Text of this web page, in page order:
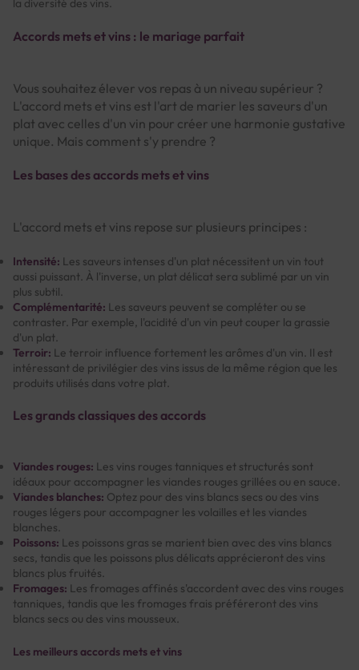
la diversité des vins.
Accords mets et vins : le mariage parfait
Vous souhaitez élever vos repas à un niveau supérieur ?
L'accord mets et vins est l'art de marier les saveurs d'un
plat avec celles d'un vin pour créer une harmonie gustative
unique. Mais comment s'y prendre ?
Les bases des accords mets et vins
L'accord mets et vins repose sur plusieurs principes :
Intensité: Les saveurs intenses d'un plat nécessitent un vin tout
aussi puissant. À l'inverse, un plat délicat sera sublimé par un vin
plus subtil.
Complémentarité: Les saveurs peuvent se compléter ou se
contraster. Par exemple, l'acidité d'un vin peut couper la grassie
d'un plat.
Terroir: Le terroir influence fortement les arômes d'un vin. Il est
intéressant de privilégier des vins issus de la même région que les
produits utilisés dans votre plat.
Les grands classiques des accords
Viandes rouges: Les vins rouges tanniques et structurés sont
idéaux pour accompagner les viandes rouges grillées ou en sauce.
Viandes blanches: Optez pour des vins blancs secs ou des vins
rouges légers pour accompagner les volailles et les viandes
blanches.
Poissons: Les poissons gras se marient bien avec des vins blancs
secs, tandis que les poissons plus délicats apprécieront des vins
blancs plus fruités.
Fromages: Les fromages affinés s'accordent avec des vins rouges
tanniques, tandis que les fromages frais préféreront des vins
blancs secs ou des vins mousseux.
Les meilleurs accords mets et vins